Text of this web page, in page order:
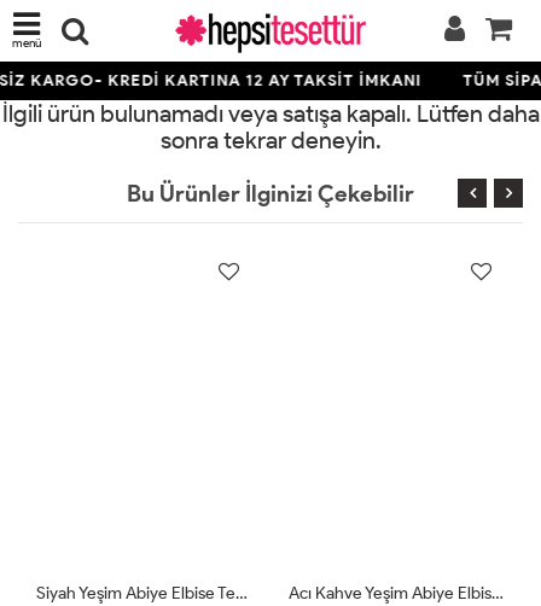
menü
KARGO- KREDİ KARTINA 12 AY TAKSİT İMKANI TÜM
İlgili ürün bulunamadı veya satışa kapalı. Lütfen daha
sonra tekrar deneyin.
Bu Ürünler İlginizi Çekebilir
Siyah Yeşim Abiye Elbise Tesettür Giyim Acı Kahve Yeşim Abiye Elbise Tesettür Giyim